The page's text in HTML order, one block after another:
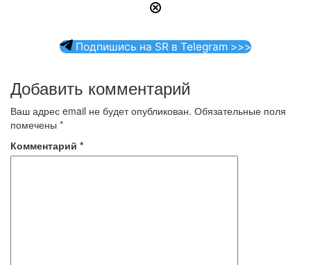
Подпишись на SR в Telegram >>>
Добавить комментарий
Ваш адрес email не будет опубликован. Обязательные поля
помечены *
Комментарий *